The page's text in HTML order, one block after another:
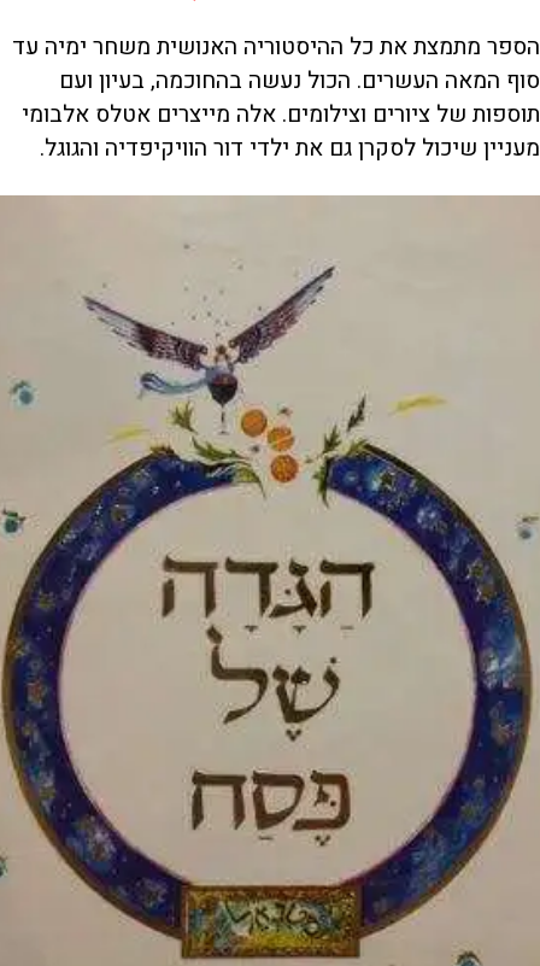
הספר מתמצת את כל ההיסטוריה האנושית משחר ימיה עד
סוף המאה העשרים. הכול נעשה בהחוכמה, בעיון ועם
תוספות של ציורים וצילומים. אלה מייצרים אטלס אלבומי
מעניין שיכול לסקרן גם את ילדי דור הוויקיפדיה והגוגל.